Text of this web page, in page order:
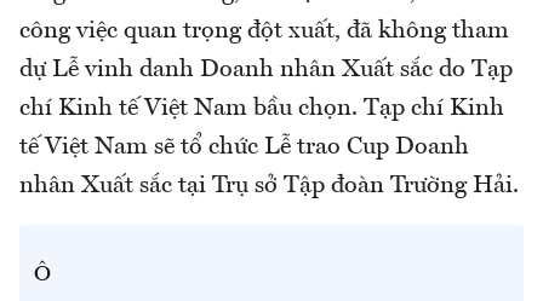
công việc quan trọng đột xuất, đã không tham
dự Lễ vinh danh Doanh nhân Xuất sắc do Tạp
chí Kinh tế Việt Nam bầu chọn. Tạp chí Kinh
tế Việt Nam sẽ tổ chức Lễ trao Cup Doanh
nhân Xuất sắc tại Trụ sở Tập đoàn Trường Hải.
Ô